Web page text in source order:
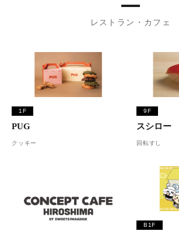
レストラン・カフェ
1F
PUG
クッキー
9F
スシロー
回転すし
B1F